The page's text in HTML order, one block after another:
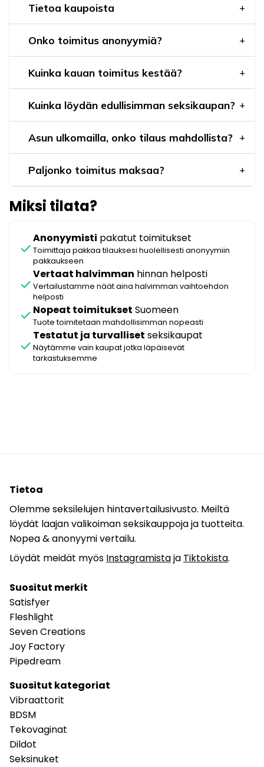
Tietoa kaupoista
Onko toimitus anonyymiä?
Kuinka kauan toimitus kestää?
Kuinka löydän edullisimman seksikaupan?
Asun ulkomailla, onko tilaus mahdollista?
Paljonko toimitus maksaa?
Miksi tilata?
check
Anonyymisti pakatut toimitukset
Toimittaja pakkaa tilauksesi huolellisesti anonyymiin
pakkaukseen
check
Vertaat halvimman hinnan helposti
Vertailustamme näät aina halvimman vaihtoehdon
helposti
check Nopeat toimitukset Suomeen
Tuote toimitetaan mahdollisimman nopeasti
check
Testatut ja turvalliset seksikaupat
Näytämme vain kaupat jotka läpäisevät
tarkastuksemme
Tietoa
Olemme seksilelujen hintavertailusivusto. Meiltä
löydät laajan valikoiman seksikauppoja ja tuotteita.
Nopea & anonyymi vertailu.
Löydät meidät myös Instagramistaja Tiktokista.
Suositut merkit
Satisfyer
Fleshlight
Seven Creations
Joy Factory
Pipedream
Suositut kategoriat
Vibraattorit
BDSM
Tekovaginat
Dildot
Seksinuket